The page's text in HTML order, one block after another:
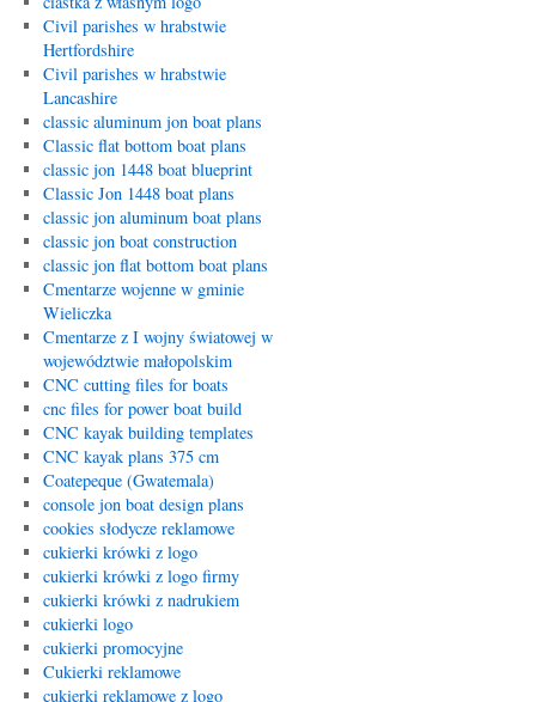
Civil parishes w hrabstwie
Hertfordshire
Civil parishes w hrabstwie
Lancashire
classic aluminum jon boat plans
Classic flat bottom boat plans
classic jon 1448 boat blueprint
Classic Jon 1448 boat plans
classic jon aluminum boat plans
classic jon boat construction
classic jon flat bottom boat plans
Cmentarze wojenne w gminie
Wieliczka
Cmentarze z I wojny światowej w
województwie małopolskim
CNC cutting files for boats
cnc files for power boat build
CNC kayak building templates
CNC kayak plans 375 cm
Coatepeque (Gwatemala)
console jon boat design plans
cookies słodycze reklamowe
cukierki krówki z logo
cukierki krówki z logo firmy
cukierki krówki z nadrukiem
cukierki logo
cukierki promocyjne
Cukierki reklamowe
cukierki reklamowe z logo